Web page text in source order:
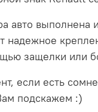
авто выполнена
надежное
защелки или
если есть
подскажем :)